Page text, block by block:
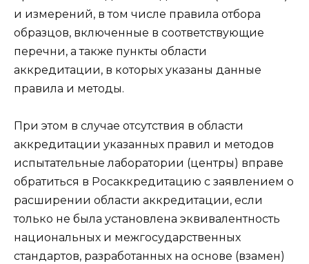
и измерений, в том числе правила отбора
образцов, включенные в соответствующие
перечни, а также пункты области
аккредитации, в которых указаны данные
правила и методы.
При этом в случае отсутствия в области
аккредитации указанных правил и методов
испытательные лаборатории (центры) вправе
обратиться в Росаккредитацию с заявлением о
расширении области аккредитации, если
только не была установлена эквивалентность
национальных и межгосударственных
стандартов, разработанных на основе (взамен)